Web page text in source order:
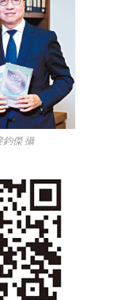
鈞傑 攝